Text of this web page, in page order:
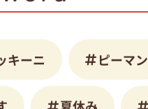
キーニ ピーマン